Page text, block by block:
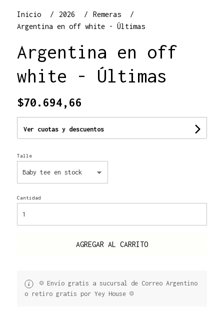
Inicio 2026
Remeras
Argentina en off white - Últimas
Argentina en off
white - Últimas
$70.694,66
Ver cuotas y descuentos
Talle
Cantidad
AGREGAR AL CARRITO
☺ Envío gratis a sucursal de Correo Argentino
o retiro gratis por Yey House ☺